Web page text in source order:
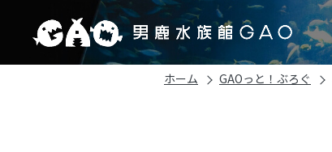
ホーム GAOっと！ぶろぐ